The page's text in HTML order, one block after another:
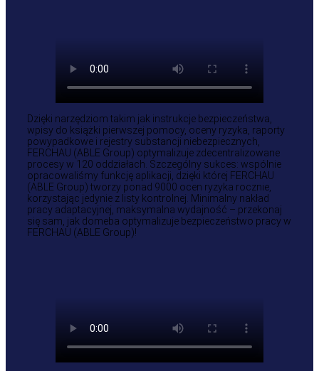
Dzięki narzędziom takim jak instrukcje bezpieczeństwa,
wpisy do książki pierwszej pomocy, oceny ryzyka, raporty
powypadkowe i rejestry substancji niebezpiecznych,
FERCHAU (ABLE Group) optymalizuje zdecentralizowane
procesy w 120 oddziałach. Szczególny sukces: wspólnie
opracowaliśmy funkcję aplikacji, dzięki której FERCHAU
(ABLE Group) tworzy ponad 9000 ocen ryzyka rocznie,
korzystając jedynie z listy kontrolnej. Minimalny nakład
pracy adaptacyjnej, maksymalna wydajność – przekonaj
się sam, jak domeba optymalizuje bezpieczeństwo pracy w
FERCHAU (ABLE Group)!